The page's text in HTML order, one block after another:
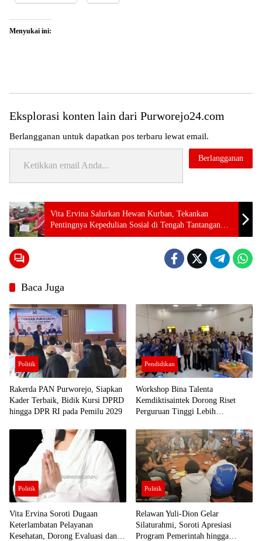
Menyukai ini:
Eksplorasi konten lain dari Purworejo24.com
Berlangganan untuk dapatkan pos terbaru lewat email.
Ketikkan email Anda...
Berlangganan
Tag:
24 jam
purworejo
berita
24
jam
berita
purworejo
berita
purworejo
hari ini
Berita
Purworejo
Terkini
berita
terkini
purworejo
Vita Ervina Salurkan Hewan Kurban, Tekankan
Pentingnya Kepedulian Sosial di Tengah Tantangan
Ekonomi
Baca Juga
Politik
Rakerda PAN Purworejo, Siapkan
Kader Terbaik, Bidik Kursi DPRD
hingga DPR RI pada Pemilu 2029
Pendidikan
Workshop Bina Talenta
Kemdiktisaintek Dorong Riset
Perguruan Tinggi Lebih
Politik
Vita Ervina Soroti Dugaan
Keterlambatan Pelayanan
Kesehatan, Dorong Evaluasi dan
Politik
Relawan Yuli-Dion Gelar
Silaturahmi, Soroti Apresiasi
Program Pemerintah hingga